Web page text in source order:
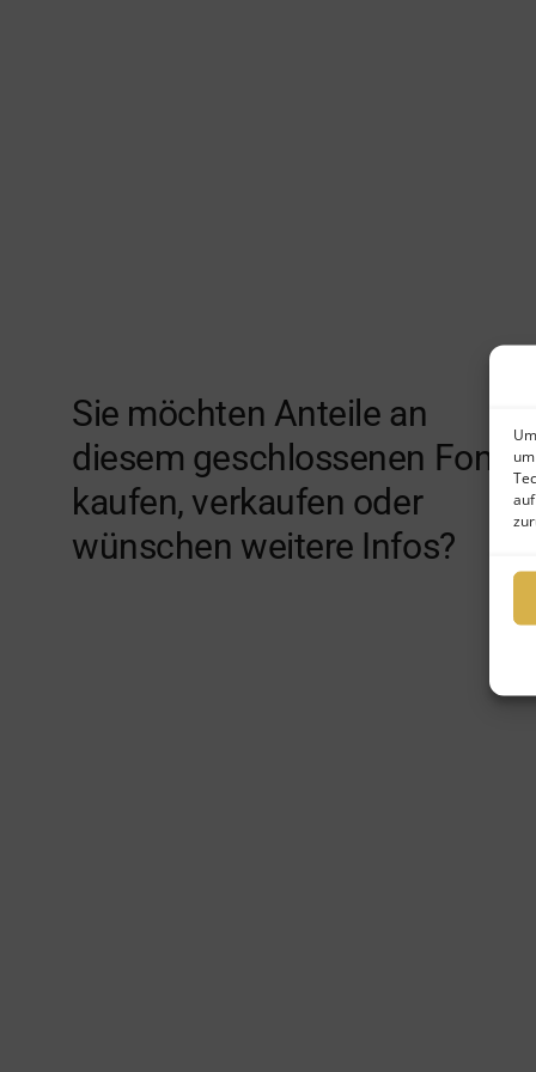
Sie möchten Anteile an
diesem geschlossenen Fonds
kaufen, verkaufen oder
wünschen weitere Infos?